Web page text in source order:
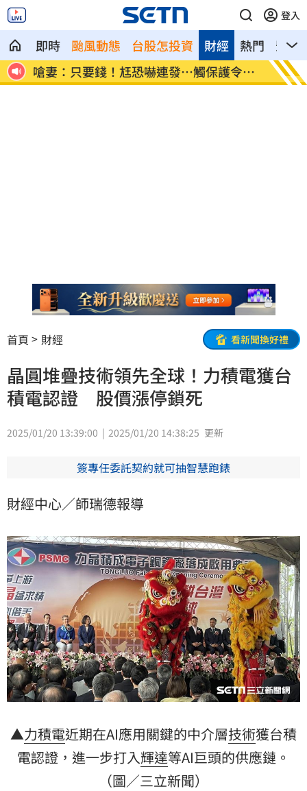
登入
即時 颱風動態 台股怎投資 熱門 影音
財經
保
嗆妻：只要錢！尪恐嚇連發…觸保護令紅
線
國安
首頁 財經 看新聞換好禮
晶圓堆疊技術領先全球！力積電獲台
積電認證 股價漲停鎖死
2025/01/20 13:39:00 2025/01/20 14:38:25 更新
簽專任委託契約就可抽智慧跑錶
財經中心／師瑞德報導
▲力積電近期在AI應用關鍵的中介層技術獲台積
電認證，進一步打入輝達等AI巨頭的供應鏈。
（圖／三立新聞）